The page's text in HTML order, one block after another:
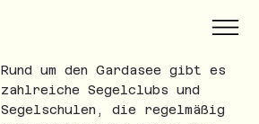
Rund um den Gardasee gibt es
zahlreiche Segelclubs und
Segelschulen, die regelmäßig